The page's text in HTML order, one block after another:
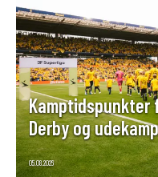
Derby og
05.08.2026